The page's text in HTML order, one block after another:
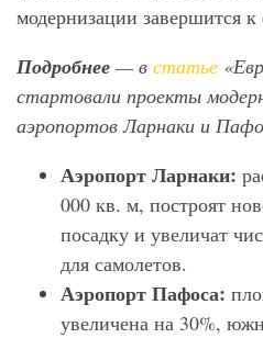
модернизации завершится к
Подробнее — в статье
стартовали проекты
аэропортов Ларнаки и
Аэропорт Ларнаки:
000 кв. м, построят
посадку и увеличат
для самолетов.
Аэропорт Пафоса:
увеличена на 30%,